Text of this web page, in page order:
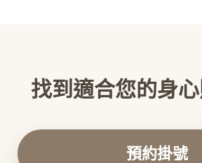
找到適合您的身
預約掛號